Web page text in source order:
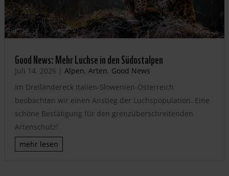
Good News: Mehr Luchse in den Südostalpen
Juli 14, 2026 | Alpen, Arten, Good News
Im Dreiländereck Italien-Slowenien-Österreich
beobachten wir einen Anstieg der Luchspopulation. Eine
schöne Bestätigung für den grenzüberschreitenden
Artenschutz!
mehr lesen